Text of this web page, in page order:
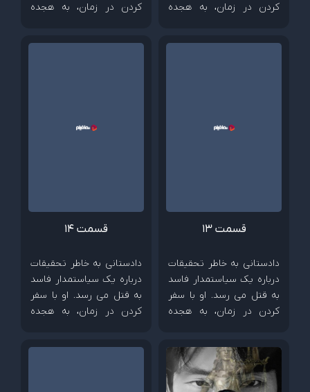
کردن در زمان، به هجده
کردن در زمان، به هجده
قسمت 13
دادستانی به خاطر تحقیقات
درباره یک سیاستمدار فاسد
به قتل می رسد. او با سفر
کردن در زمان، به هجده
شود.
قسمت 14
دادستانی به خاطر تحقیقات
درباره یک سیاستمدار فاسد
به قتل می رسد. او با سفر
کردن در زمان، به هجده